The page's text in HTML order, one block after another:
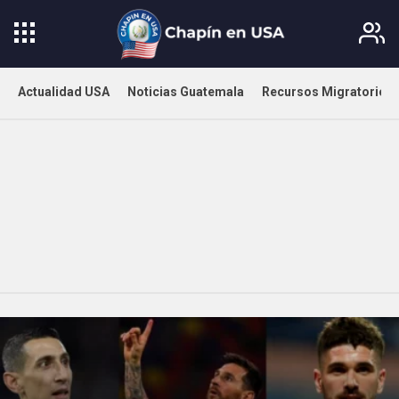
Actualidad USA Noticias Guatemala Recursos Migratorios